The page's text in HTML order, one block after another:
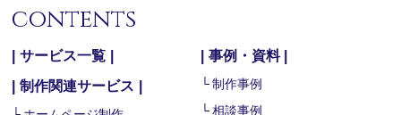
contents
サービス一覧
制作関連サービス
事例・資料
制作事例
相談事例